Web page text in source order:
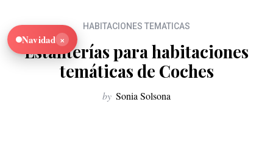
HABITACIONES TEMATICAS
Estanterías para habitaciones
temáticas de Coches
by Sonia Solsona
Navidad ×